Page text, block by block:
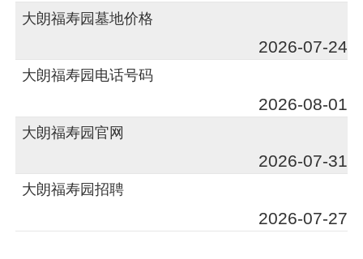
大朗福寿园墓地价格
2026-07-24
大朗福寿园电话号码
2026-08-01
大朗福寿园官网
2026-07-31
大朗福寿园招聘
2026-07-27